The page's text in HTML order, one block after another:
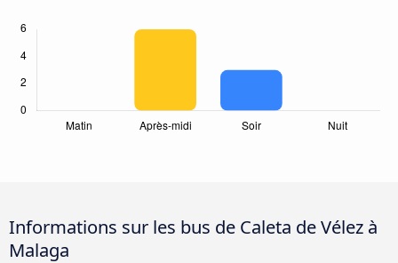
Informations sur les bus de Caleta de Vélez à
Malaga